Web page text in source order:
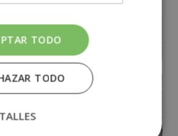
TODO
TODO